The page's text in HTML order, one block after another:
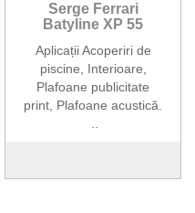
Serge Ferrari
Batyline XP 55
Aplicații Acoperiri de
piscine, Interioare,
Plafoane publicitate
print, Plafoane acustică.
..